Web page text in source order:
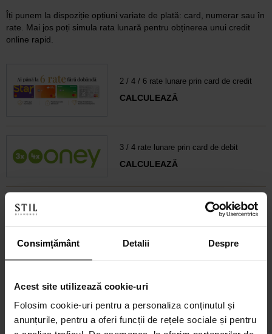
Consimțământ Detalii Despre
Acest site utilizează cookie-uri
Folosim cookie-uri pentru a personaliza conținutul și
anunțurile, pentru a oferi funcții de rețele sociale și pentru
Îți punem la dispoziție opțiuni variate de plată: card, numerar sau în
rate. Mai jos poți simula rata lunară pentru obținerea unui credit
online rapid.
2 / 4 / 6 rate lunare prin card de credit
CALCULEAZĂ
3 / 4 rate lunare prin card de debit
CALCULEAZĂ
6-60 rate lunare prin credit 100% online
Consumer Financing IF.N. S.A.